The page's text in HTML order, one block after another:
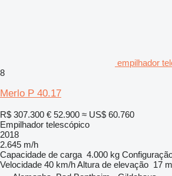
empilhador
8
Merlo P 40.17
R$ 307.300 € 52.900 ≈ US$ 60.760
Empilhador telescópico
2018
2.645 m/h
Capacidade de carga 4.000 kg
Velocidade 40 km/hAltura de elevação 17 m